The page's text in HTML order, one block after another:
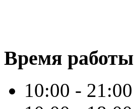
Время работы
10:00 -